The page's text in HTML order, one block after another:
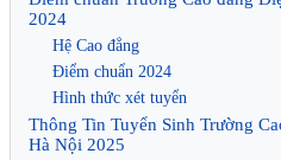
2024
Hệ Cao đẳng
Điểm chuẩn 2024
Hình thức xét tuyển
Thông Tin Tuyển Sinh Trường
Hà Nội 2025